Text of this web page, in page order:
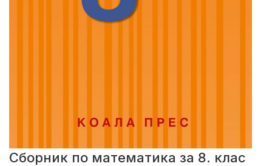
Сборник по математика за 8. клас